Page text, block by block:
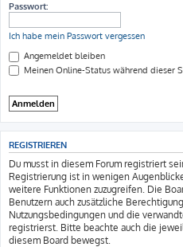
Passwort:
Ich habe mein Passwort vergessen
Angemeldet bleiben
Meinen Online-Status während dieser
REGISTRIEREN
Du musst in diesem Forum registriert
Registrierung ist in wenigen
weitere Funktionen zuzugreifen. Die
Benutzern auch zusätzliche
Nutzungsbedingungen und die
registrierst. Bitte beachte auch die
diesem Board bewegst.